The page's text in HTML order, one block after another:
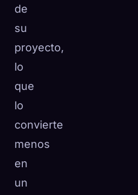
de
su
proyecto,
lo
que
lo
convierte
menos
en
un